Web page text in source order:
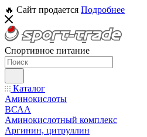
🔥 Сайт продается Подробнее
Спортивное питание
Каталог
Аминокислоты
ВСАА
Аминокислотный комплекс
Аргинин, цитруллин